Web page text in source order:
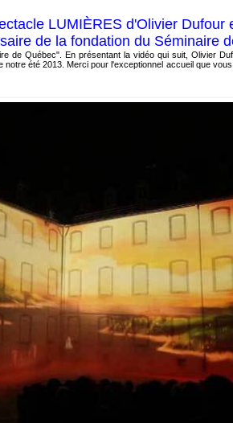
LUMIÈRES d'Olivier Dufour
de la fondation du Séminaire
de Québec". En présentant la vidéo qui suit, Olivier
été 2013. Merci pour l'exceptionnel accueil que